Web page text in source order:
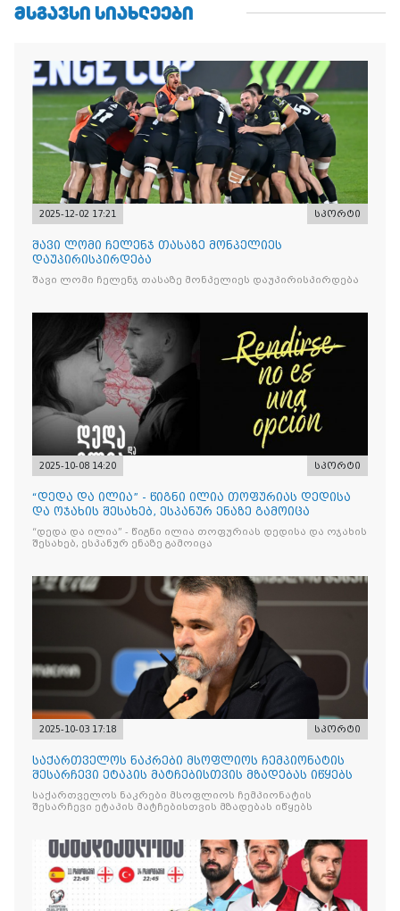
ᲛᲡᲒᲐᲕᲡᲘ ᲡᲘᲐᲮᲚᲔᲔᲑᲘ
2025-12-02 17:21 სპორტი
შავი ლომი ჩელენჯ თასაზე მონპელიეს
დაუპირისპირდება
შავი ლომი ჩელენჯ თასაზე მონპელიეს დაუპირისპირდება
2025-10-08 14:20 სპორტი
“დედა და ილია” - წიგნი ილია თოფურიას დედისა
და ოჯახის შესახებ, ესპანურ ენაზე გამოიცა
“დედა და ილია” - წიგნი ილია თოფურიას დედისა და ოჯახის
შესახებ, ესპანურ ენაზე გამოიცა
2025-10-03 17:18 სპორტი
საქართველოს ნაკრები მსოფლიოს ჩემპიონატის
შესარჩევი ეტაპის მატჩებისთვის მზადებას იწყებს
საქართველოს ნაკრები მსოფლიოს ჩემპიონატის
შესარჩევი ეტაპის მატჩებისთვის მზადებას იწყებს